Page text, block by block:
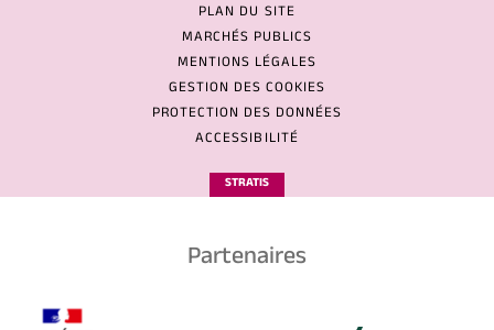
PLAN DU SITE
MARCHÉS PUBLICS
MENTIONS LÉGALES
GESTION DES COOKIES
PROTECTION DES DONNÉES
ACCESSIBILITÉ
STRATIS
Partenaires